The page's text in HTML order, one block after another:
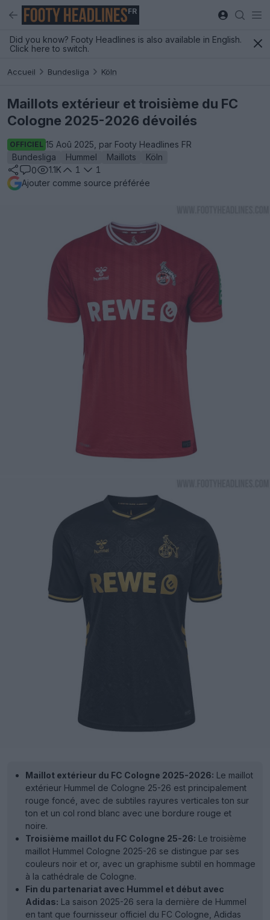
FR
Did you know? Footy Headlines is also available in English.
Click here to switch.
Accueil Bundesliga Köln
Maillots extérieur et troisième du FC
Cologne 2025-2026 dévoilés
OFFICIEL 15 Aoû 2025, par Footy Headlines FR
Bundesliga
Hummel Maillots
Köln
0
1.1K 1
1
Ajouter comme source préférée
Maillot extérieur du FC Cologne 2025-2026: Le maillot
extérieur Hummel de Cologne 25-26 est principalement
rouge foncé, avec de subtiles rayures verticales ton sur
ton et un col rond blanc avec une bordure rouge et
noire.
Troisième maillot du FC Cologne 25-26: Le troisième
maillot Hummel Cologne 2025-26 se distingue par ses
couleurs noir et or, avec un graphisme subtil en hommage
à la cathédrale de Cologne.
Fin du partenariat avec Hummel et début avec
Adidas: La saison 2025-26 sera la dernière de Hummel
en tant que fournisseur officiel du FC Cologne, Adidas